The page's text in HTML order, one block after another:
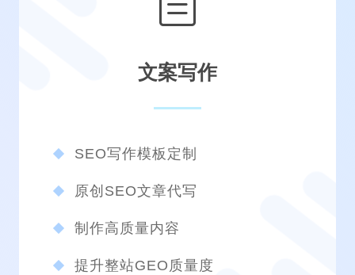
文案写作
SEO写作模板定制
原创SEO文章代写
制作高质量内容
提升整站GEO质量度